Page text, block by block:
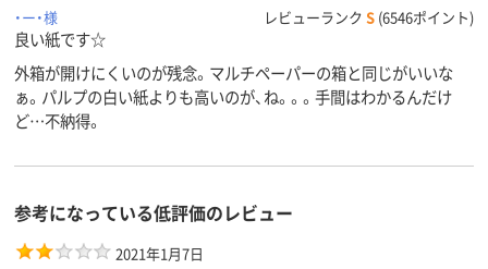
・ー・様 レビューランク S (6546ポイント)
良い紙です☆
外箱が開けにくいのが残念。マルチペーパーの箱と同じがいいな
ぁ。パルプの白い紙よりも高いのが、ね。。。手間はわかるんだけ
ど…不納得。
参考になっている低評価のレビュー
2021年1月7日